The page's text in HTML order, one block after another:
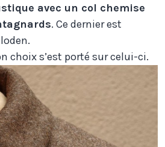
avec un col chemise
. Ce dernier est
choix s’est porté sur celui-ci.